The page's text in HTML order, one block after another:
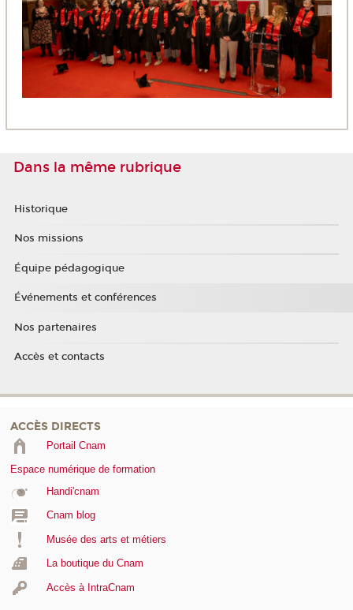
Dans la même rubrique
Historique
Nos missions
Équipe pédagogique
Événements et conférences
Nos partenaires
Accès et contacts
ACCÈS DIRECTS
Portail Cnam
Espace numérique de formation
Handi'cnam
Cnam blog
Musée des arts et métiers
La boutique du Cnam
Accès à IntraCnam